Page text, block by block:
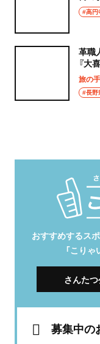
タ」
#高円
革職
『大
旅の
#長野
おすすめするス
「こりゃ
さんた
募集中の